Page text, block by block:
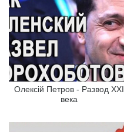
Олексій Петров - Развод XXI
века